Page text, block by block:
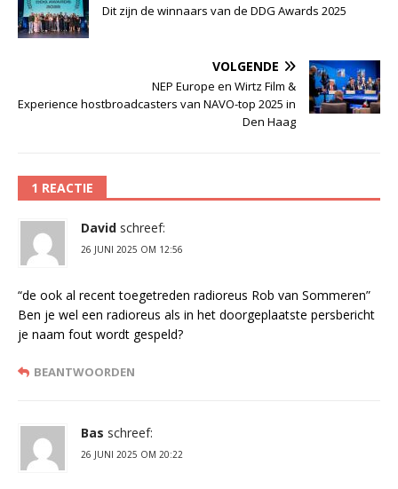
Dit zijn de winnaars van de DDG Awards 2025
VOLGENDE
NEP Europe en Wirtz Film &
Experience hostbroadcasters van NAVO-top 2025 in
Den Haag
1 REACTIE
David schreef:
26 JUNI 2025 OM 12:56
“de ook al recent toegetreden radioreus Rob van Sommeren”
Ben je wel een radioreus als in het doorgeplaatste persbericht
je naam fout wordt gespeld?
BEANTWOORDEN
Bas schreef:
26 JUNI 2025 OM 20:22